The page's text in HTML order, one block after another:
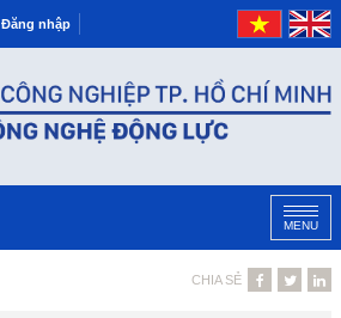
Đăng nhập
MENU
CHIA SẺ